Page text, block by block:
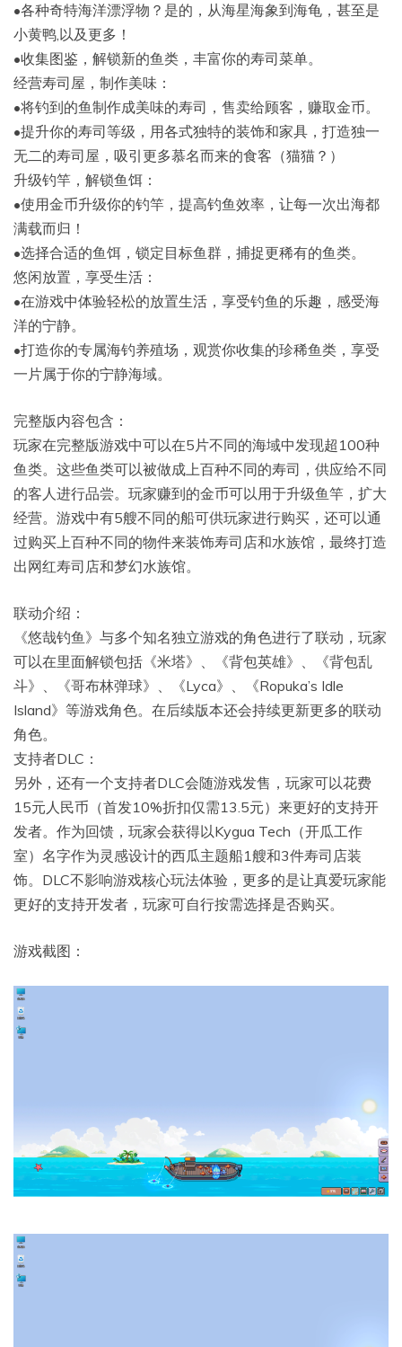
•各种奇特海洋漂浮物？是的，从海星海象到海龟，甚至是
小黄鸭,以及更多！
•收集图鉴，解锁新的鱼类，丰富你的寿司菜单。
经营寿司屋，制作美味：
•将钓到的鱼制作成美味的寿司，售卖给顾客，赚取金币。
•提升你的寿司等级，用各式独特的装饰和家具，打造独一
无二的寿司屋，吸引更多慕名而来的食客（猫猫？）
升级钓竿，解锁鱼饵：
•使用金币升级你的钓竿，提高钓鱼效率，让每一次出海都
满载而归！
•选择合适的鱼饵，锁定目标鱼群，捕捉更稀有的鱼类。
悠闲放置，享受生活：
•在游戏中体验轻松的放置生活，享受钓鱼的乐趣，感受海
洋的宁静。
•打造你的专属海钓养殖场，观赏你收集的珍稀鱼类，享受
一片属于你的宁静海域。
完整版内容包含：
玩家在完整版游戏中可以在5片不同的海域中发现超100种
鱼类。这些鱼类可以被做成上百种不同的寿司，供应给不同
的客人进行品尝。玩家赚到的金币可以用于升级鱼竿，扩大
经营。游戏中有5艘不同的船可供玩家进行购买，还可以通
过购买上百种不同的物件来装饰寿司店和水族馆，最终打造
出网红寿司店和梦幻水族馆。
联动介绍：
《悠哉钓鱼》与多个知名独立游戏的角色进行了联动，玩家
可以在里面解锁包括《米塔》、《背包英雄》、《背包乱
斗》、《哥布林弹球》、《Lyca》、《Ropuka’s Idle
Island》等游戏角色。在后续版本还会持续更新更多的联动
角色。
支持者DLC：
另外，还有一个支持者DLC会随游戏发售，玩家可以花费
15元人民币（首发10%折扣仅需13.5元）来更好的支持开
发者。作为回馈，玩家会获得以Kygua Tech（开瓜工作
室）名字作为灵感设计的西瓜主题船1艘和3件寿司店装
饰。DLC不影响游戏核心玩法体验，更多的是让真爱玩家能
更好的支持开发者，玩家可自行按需选择是否购买。
游戏截图：